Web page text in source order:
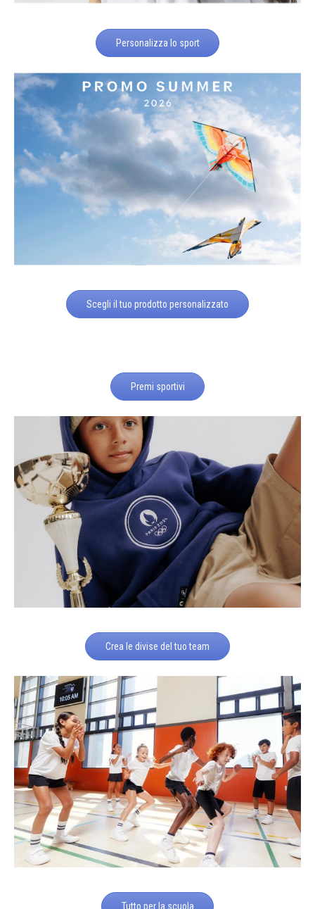
Personalizza lo sport
Scegli il tuo prodotto personalizzato
Premi sportivi
Crea le divise del tuo team
Tutto per la scuola